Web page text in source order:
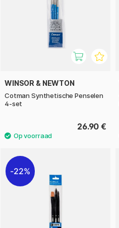
WINSOR & NEWTON
Cotman Synthetische Penselen
4-set
26.90 €
22%